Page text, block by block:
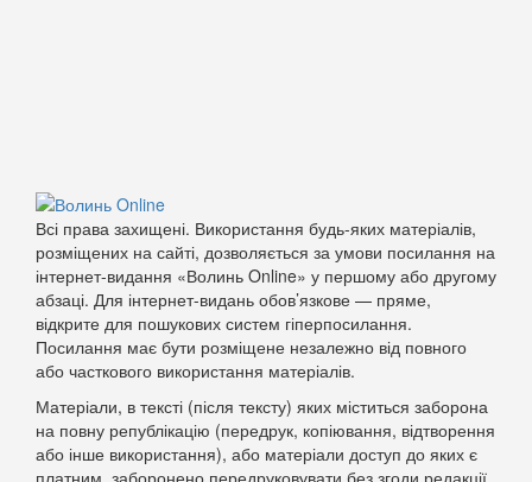
Всі права захищені. Використання будь-яких матеріалів,
розміщених на сайті, дозволяється за умови посилання на
інтернет-видання «Волинь Online» у першому або другому
абзаці. Для інтернет-видань обов’язкове — пряме,
відкрите для пошукових систем гіперпосилання.
Посилання має бути розміщене незалежно від повного
або часткового використання матеріалів.
Матеріали, в тексті (після тексту) яких міститься заборона
на повну републікацію (передрук, копіювання, відтворення
або інше використання), або матеріали доступ до яких є
платним, заборонено передруковувати без згоди редакції.